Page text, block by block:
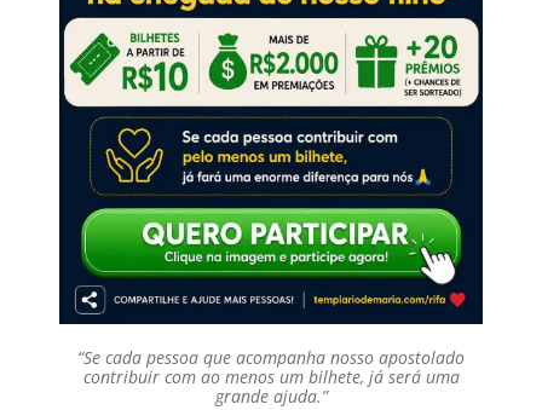
missão?
“Se cada pessoa que acompanha nosso apostolado
contribuir com ao menos um bilhete, já será uma
grande ajuda.”